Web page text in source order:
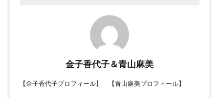
金子香代子＆青山麻美
【金子香代子プロフィール】 【青山麻美プロフィール】